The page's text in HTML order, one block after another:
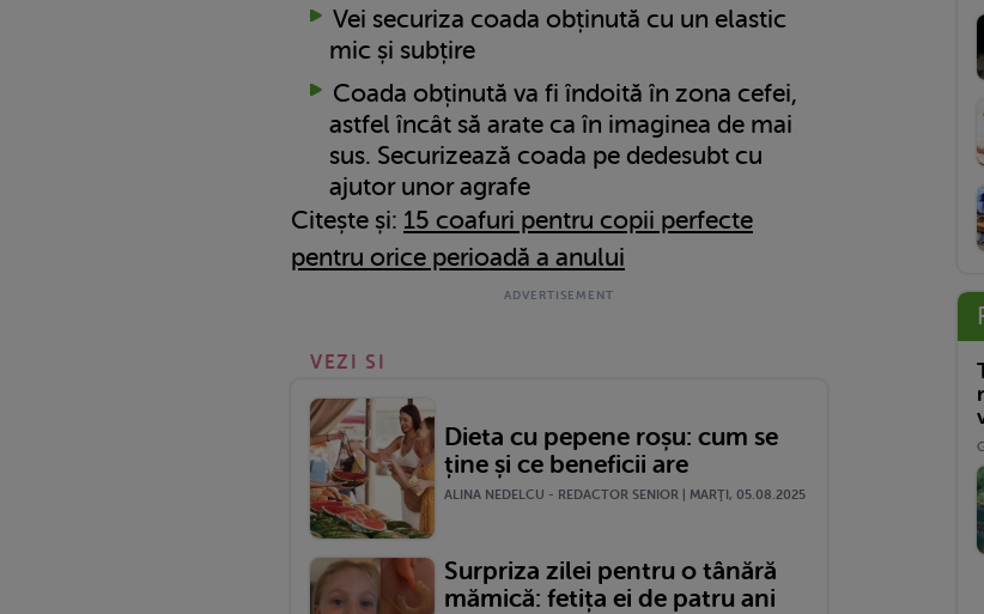
Vei securiza coada obținută cu un elastic
mic și subțire
Coada obținută va fi îndoită în zona cefei,
astfel încât să arate ca în imaginea de mai
sus. Securizează coada pe dedesubt cu
ajutor unor agrafe
Citește și: 15 coafuri pentru copii perfecte
pentru orice perioadă a anului
VEZI SI
Dieta cu pepene roșu: cum se
ține și ce beneficii are
ALINA NEDELCU - REDACTOR SENIOR | MARŢI, 05.08.2025
Surpriza zilei pentru o tânără
mămică: fetița ei de patru ani